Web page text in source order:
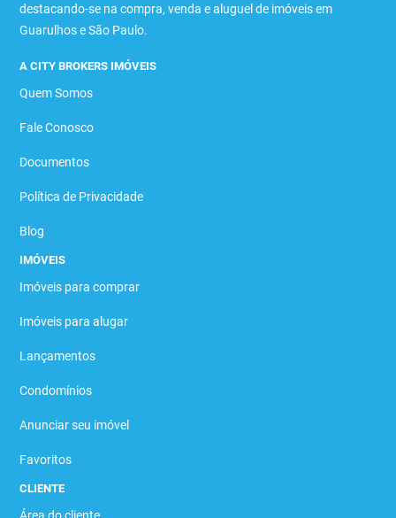
destacando-se na compra, venda e aluguel de imóveis em
Guarulhos e São Paulo.
A CITY BROKERS IMÓVEIS
Quem Somos
Fale Conosco
Documentos
Política de Privacidade
Blog
IMÓVEIS
Imóveis para comprar
Imóveis para alugar
Lançamentos
Condomínios
Anunciar seu imóvel
Favoritos
CLIENTE
Área do cliente